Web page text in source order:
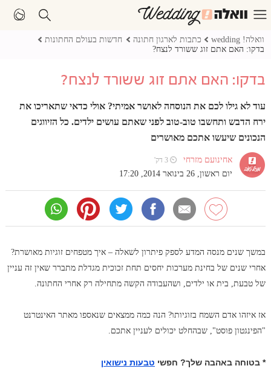
וואלה! wedding כתבות לארגון חתונה
חדשות בעולם החתונות
בדקו: האם אתם זוג ששורד לנצח?
בדקו: האם אתם זוג ששורד לנצח?
עוד לא גילו לכם את הנוסחה לאושר אמיתי? אולי כדאי שתאריכו את
ירח הדבש ותחשבו טוב-טוב לפני שאתם עושים ילדים. כל הזיווגים
הנכונים שיעשו אתכם מאושרים
אחינועם מזרחי ⏲ 3 דק'
יום ראשון, 26 בינואר 2014, 17:20
במשך שנים מנסה המדע לספק פיתרון לשאלה – איך מטפחים זוגיות מאושרת?
אחרי שנים של בחינת מערכות יחסים תחת זכוכית מגדלת מתברר שאין זה עניין
של טבעת, בית או ילדים, ושהעבודה הקשה מתחילה רק אחרי החתונה.
אז איזהו אדם השמח בזוגיותו? הנה כמה ממצאים שנאספו מאתר האינטרנט
"הפינגטון פוסט", שבהחלט יכולים לעניין אתכם.
* בטוחה באהבה שלך? חפשי טבעות נישואין